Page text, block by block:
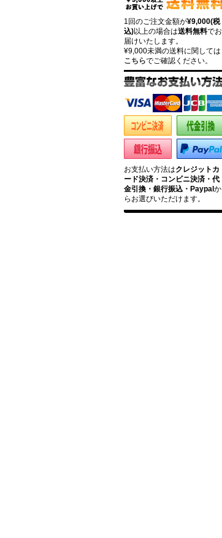
1回のご注文金額が¥9,000(税
込)以上の場合は送料無料でお
届けいたします。
¥9,000未満の送料に関しては
こちらでご確認ください。
お支払い方法はクレジットカ
ード決済・コンビニ決済・代
金引換・銀行振込・Paypalか
らお選びいただけます。